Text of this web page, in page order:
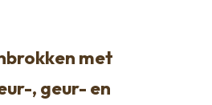
met
, geur- en